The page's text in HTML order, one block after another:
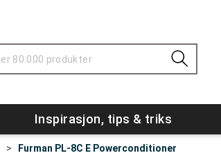
Inspirasjon, tips & triks
> Furman PL-8C E Powerconditioner